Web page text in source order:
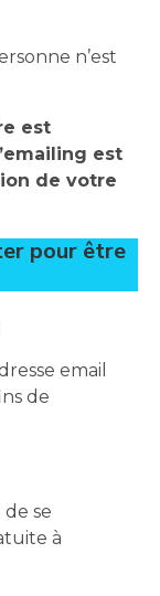
n’est
est
est
de votre
pour être
email
de
se
à